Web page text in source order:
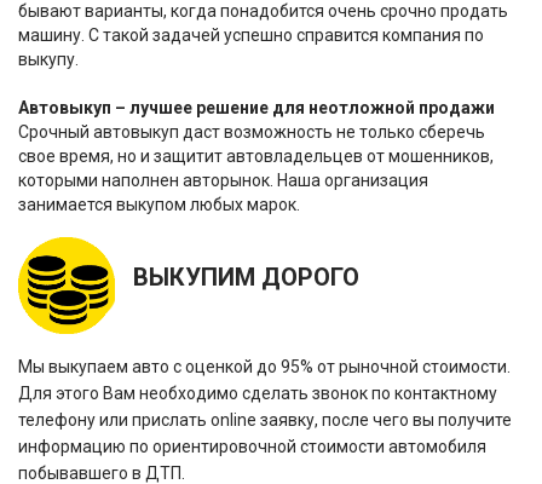
бывают варианты, когда понадобится очень срочно продать
машину. С такой задачей успешно справится компания по
выкупу.
Автовыкуп – лучшее решение для неотложной продажи
Срочный автовыкуп даст возможность не только сберечь
свое время, но и защитит автовладельцев от мошенников,
которыми наполнен авторынок. Наша организация
занимается выкупом любых марок.
ВЫКУПИМ ДОРОГО
Мы выкупаем авто с оценкой до 95% от рыночной стоимости.
Для этого Вам необходимо сделать звонок по контактному
телефону или прислать online заявку, после чего вы получите
информацию по ориентировочной стоимости автомобиля
побывавшего в ДТП.